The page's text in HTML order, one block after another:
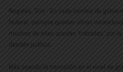
Nogales, Son.- En cada cambio de
federal, siempre quedan obras
muchas de ellas quedan ‘trabadas’ por
desdén político.
Más cuando la transición en el nivel de